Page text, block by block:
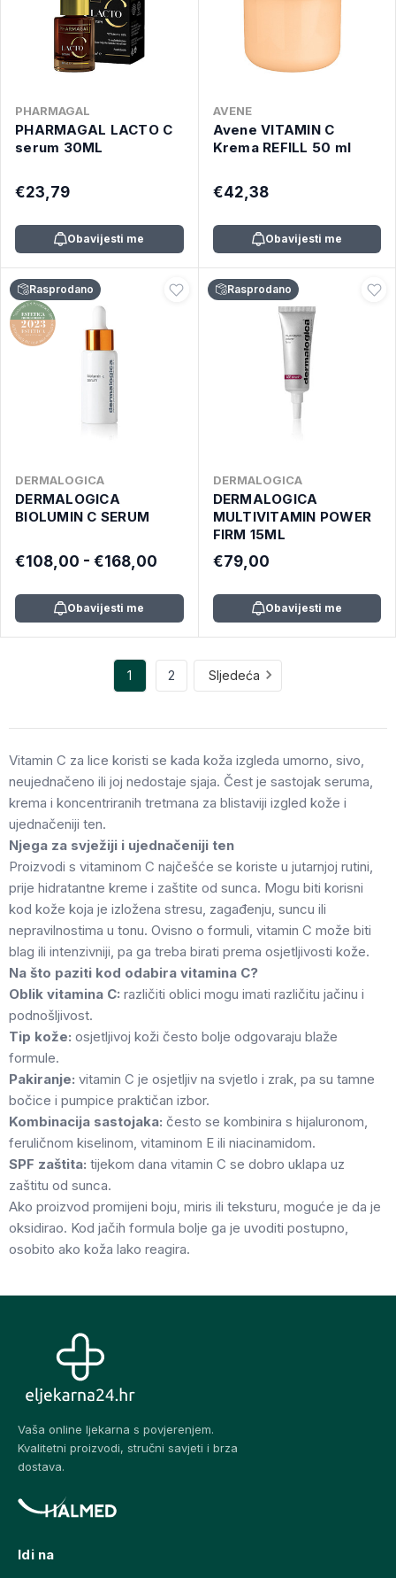
PHARMAGAL
PHARMAGAL LACTO C
serum 30ML
€23,79
Obavijesti me
AVENE
Avene VITAMIN C
Krema REFILL 50 ml
€42,38
Obavijesti me
Rasprodano
DERMALOGICA
DERMALOGICA
BIOLUMIN C SERUM
€108,00 - €168,00
Obavijesti me
Rasprodano
DERMALOGICA
DERMALOGICA
MULTIVITAMIN POWER
FIRM 15ML
€79,00
Obavijesti me
1 2 Sljedeća
Vitamin C za lice koristi se kada koža izgleda umorno, sivo,
neujednačeno ili joj nedostaje sjaja. Čest je sastojak seruma,
krema i koncentriranih tretmana za blistaviji izgled kože i
ujednačeniji ten.
Njega za svježiji i ujednačeniji ten
Proizvodi s vitaminom C najčešće se koriste u jutarnjoj rutini,
prije hidratantne kreme i zaštite od sunca. Mogu biti korisni
kod kože koja je izložena stresu, zagađenju, suncu ili
nepravilnostima u tonu. Ovisno o formuli, vitamin C može biti
blag ili intenzivniji, pa ga treba birati prema osjetljivosti kože.
Na što paziti kod odabira vitamina C?
Oblik vitamina C: različiti oblici mogu imati različitu jačinu i
podnošljivost.
Tip kože: osjetljivoj koži često bolje odgovaraju blaže
formule.
Pakiranje: vitamin C je osjetljiv na svjetlo i zrak, pa su tamne
bočice i pumpice praktičan izbor.
Kombinacija sastojaka: često se kombinira s hijaluronom,
feruličnom kiselinom, vitaminom E ili niacinamidom.
SPF zaštita: tijekom dana vitamin C se dobro uklapa uz
zaštitu od sunca.
Ako proizvod promijeni boju, miris ili teksturu, moguće je da je
oksidirao. Kod jačih formula bolje ga je uvoditi postupno,
osobito ako koža lako reagira.
Vaša online ljekarna s povjerenjem.
Kvalitetni proizvodi, stručni savjeti i brza
dostava.
Idi na